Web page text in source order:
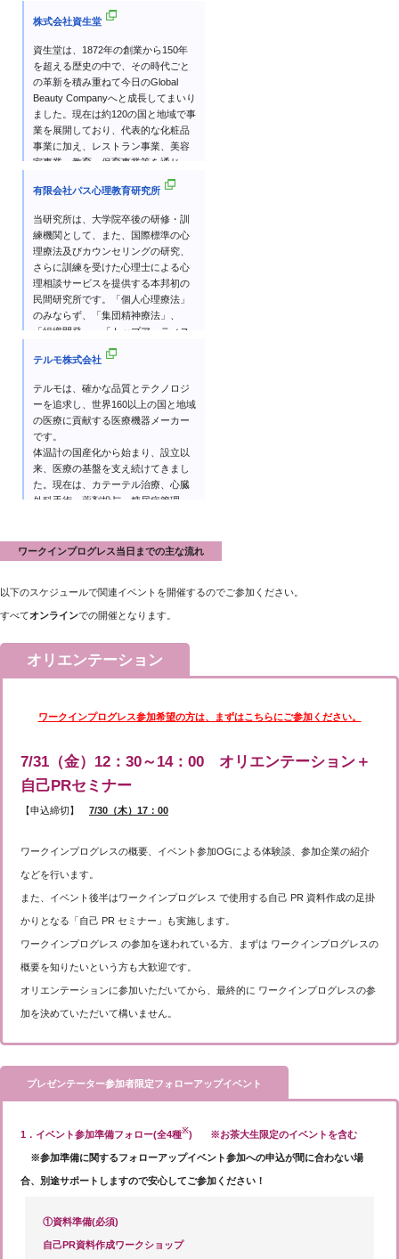
当機構は1893年に設立された農商務
す。農林水産省の試験研究機関の時
代を経て、2001年に独立行政法人と
して発足しました。
以後、数回の統合を経て2016年に現
在の「国立研究開発法人 農業・食品
産業技術総合研究機構」となりまし
た。研究開発の成果を社会に実装す
るため、国、都道府県、大学、企業
転活動、農業生産者や消費者への成
株式会社資生堂
資生堂は、1872年の創業から150年
を超える歴史の中で、その時代ごと
の革新を積み重ねて今日のGlobal
Beauty Companyへと成長してまいり
ました。現在は約120の国と地域で事
業を展開しており、代表的な化粧品
事業に加え、レストラン事業、美容
室事業、教育・保育事業等を通じ、
INNOVATIONS FOR A BETTER
私達は、IFSCCが開催する化粧品技
術に関する世界最大の研究発表会に
おいて、圧倒的に多い受賞回数
（2025年時点で合計33回）を誇り、
比類がない高い技術力を保有してい
ると自負しております。Artと
Scienceの融合から、世の中にないユ
高い専門性を活かしてご活躍いただ
有限会社パス心理教育研究所
当研究所は、大学院卒後の研修・訓
練機関として、また、国際標準の心
理療法及びカウンセリングの研究、
さらに訓練を受けた心理士による心
理相談サービスを提供する本邦初の
民間研究所です。「個人心理療法」
のみならず、「集団精神療法」、
「組織開発」、「トップアーティス
トやアスリートの創造的メンタルコ
ーチング」、 さらにはそれら困難な
ヴィジョンや教育分析」を行なって
います。所属する心理士には、それ
ぞれが独立して開業できるほどの高
い専門性を有することが求められる
一方、個人の専門性にとどまらず、
チームとして協働しながら心理治療
に取り組むことをモットーとしてい
内では稀有な心理療法機関です。
テルモ株式会社
テルモは、確かな品質とテクノロジ
ーを追求し、世界160以上の国と地域
の医療に貢献する医療機器メーカー
です。
体温計の国産化から始まり、設立以
来、医療の基盤を支え続けてきまし
た。現在は、カテーテル治療、心臓
外科手術、薬剤投与、糖尿病管理、
ています。テルモは、患者さんや医
ワークインプログレス当日までの主な流れ
以下のスケジュールで関連イベントを開催するのでご参加ください。
すべてオンラインでの開催となります。
オリエンテーション
ワークインプログレス参加希望の方は、まずはこちらにご参加ください。
7/31（金）12：30～14：00 オリエンテーション＋
自己PRセミナー
【申込締切】 7/30（木）17：00
ワークインプログレスの概要、イベント参加OGによる体験談、参加企業の紹介
などを行います。
また、イベント後半はワークインプログレス で使用する自己 PR 資料作成の足掛
かりとなる「自己 PR セミナー」も実施します。
ワークインプログレス の参加を迷われている方、まずは ワークインプログレスの
概要を知りたいという方も大歓迎です。
オリエンテーションに参加いただいてから、最終的に ワークインプログレスの参
加を決めていただいて構いません。
プレゼンテーター参加者限定フォローアップイベント
1．イベント参加準備フォロー(全4種※) ※お茶大生限定のイベントを含む
※参加準備に関するフォローアップイベント参加への申込が間に合わない場
合、別途サポートしますので安心してご参加ください！
①資料準備(必須)
自己PR資料作成ワークショップ